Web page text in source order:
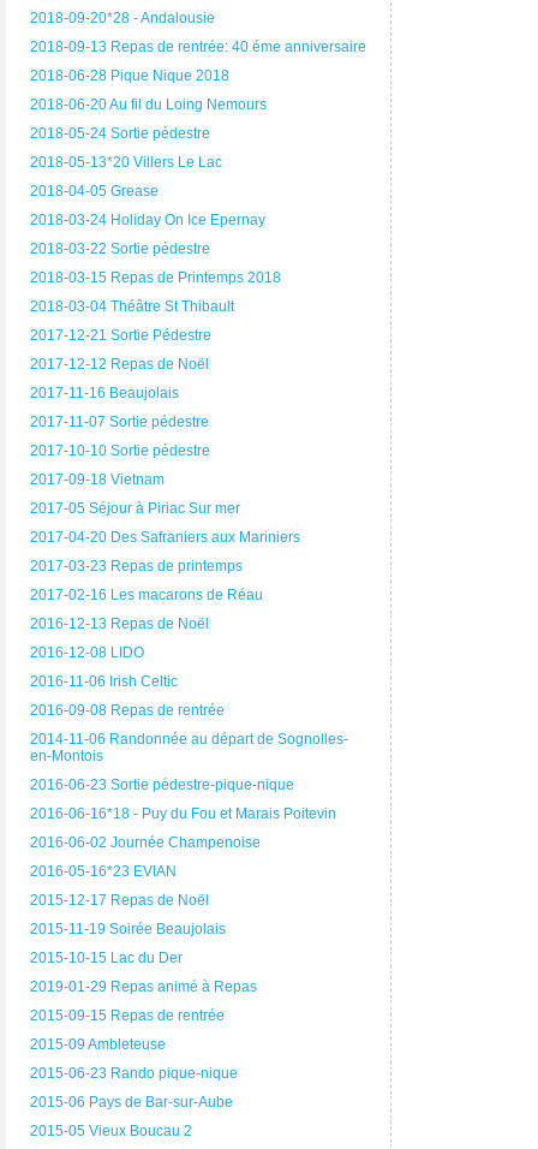
2018-09-20*28 - Andalousie
2018-09-13 Repas de rentrée: 40 éme anniversaire
2018-06-28 Pique Nique 2018
2018-06-20 Au fil du Loing Nemours
2018-05-24 Sortie pédestre
2018-05-13*20 Villers Le Lac
2018-04-05 Grease
2018-03-24 Holiday On Ice Epernay
2018-03-22 Sortie pédestre
2018-03-15 Repas de Printemps 2018
2018-03-04 Théâtre St Thibault
2017-12-21 Sortie Pédestre
2017-12-12 Repas de Noël
2017-11-16 Beaujolais
2017-11-07 Sortie pédestre
2017-10-10 Sortie pédestre
2017-09-18 Vietnam
2017-05 Séjour à Piriac Sur mer
2017-04-20 Des Safraniers aux Mariniers
2017-03-23 Repas de printemps
2017-02-16 Les macarons de Réau
2016-12-13 Repas de Noël
2016-12-08 LIDO
2016-11-06 Irish Celtic
2016-09-08 Repas de rentrée
2014-11-06 Randonnée au départ de Sognolles-
en-Montois
2016-06-23 Sortie pédestre-pique-nique
2016-06-16*18 - Puy du Fou et Marais Poitevin
2016-06-02 Journée Champenoise
2016-05-16*23 EVIAN
2015-12-17 Repas de Noël
2015-11-19 Soirée Beaujolais
2015-10-15 Lac du Der
2019-01-29 Repas animé à Repas
2015-09-15 Repas de rentrée
2015-09 Ambleteuse
2015-06-23 Rando pique-nique
2015-06 Pays de Bar-sur-Aube
2015-05 Vieux Boucau 2